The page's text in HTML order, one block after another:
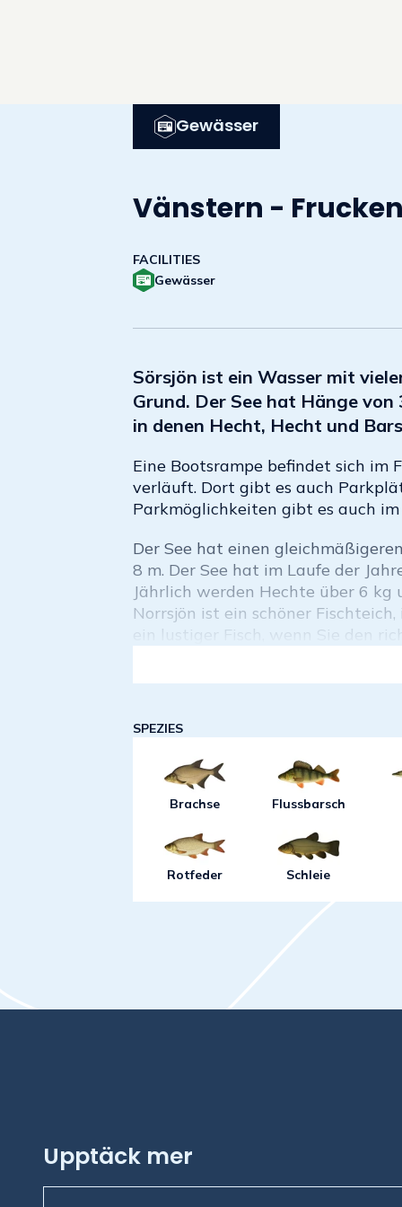
Gewässer
Vänstern -
FACILITIES
Gewässer
Sörsjön ist ein Wasser mit
Grund. Der See hat Hänge
in denen Hecht, Hecht und
Eine Bootsrampe befindet sich im
verläuft. Dort gibt es auch
Parkmöglichkeiten gibt es auch
Der See hat einen
8 m. Der See hat im Laufe der
Jährlich werden Hechte über 6 kg
Norrsjön ist ein schöner
ein lustiger Fisch, wenn Sie den
SPEZIES
Brachse Flussbarsch
Rotfeder Schleie
Upptäck mer